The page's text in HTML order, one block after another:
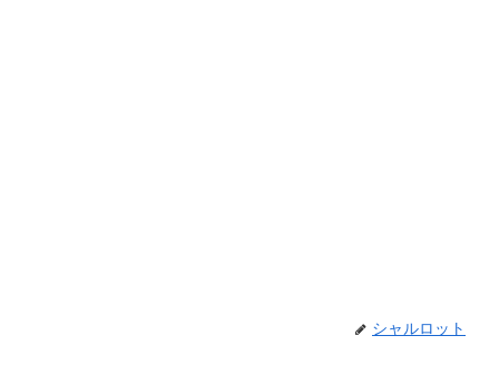
シャルロット